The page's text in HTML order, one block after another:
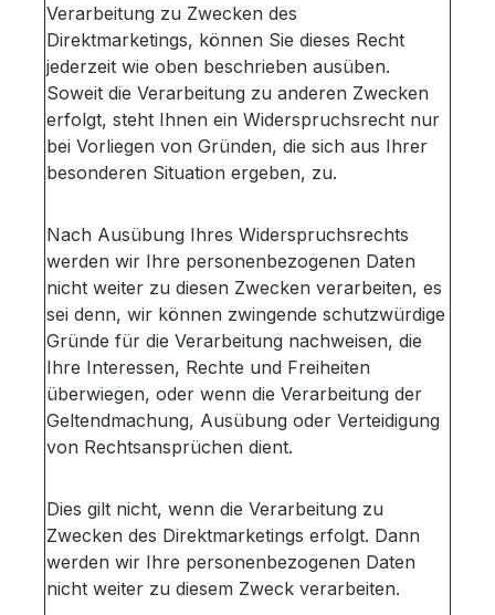
Verarbeitung zu Zwecken des
Direktmarketings, können Sie dieses Recht
jederzeit wie oben beschrieben ausüben.
Soweit die Verarbeitung zu anderen Zwecken
erfolgt, steht Ihnen ein Widerspruchsrecht nur
bei Vorliegen von Gründen, die sich aus Ihrer
besonderen Situation ergeben, zu.
Nach Ausübung Ihres Widerspruchsrechts
werden wir Ihre personenbezogenen Daten
nicht weiter zu diesen Zwecken verarbeiten, es
sei denn, wir können zwingende schutzwürdige
Gründe für die Verarbeitung nachweisen, die
Ihre Interessen, Rechte und Freiheiten
überwiegen, oder wenn die Verarbeitung der
Geltendmachung, Ausübung oder Verteidigung
von Rechtsansprüchen dient.
Dies gilt nicht, wenn die Verarbeitung zu
Zwecken des Direktmarketings erfolgt. Dann
werden wir Ihre personenbezogenen Daten
nicht weiter zu diesem Zweck verarbeiten.